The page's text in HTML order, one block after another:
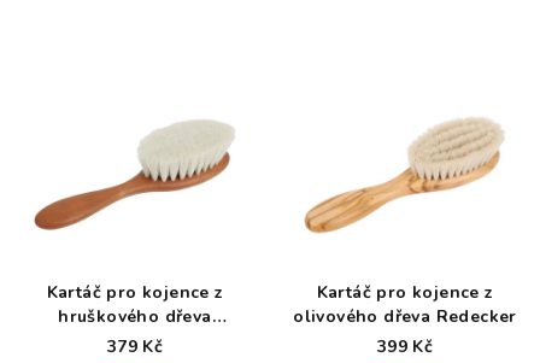
Kartáč pro kojence z
hruškového dřeva
Redecker
379 Kč
Kartáč pro kojence z
olivového dřeva Redecker
399 Kč